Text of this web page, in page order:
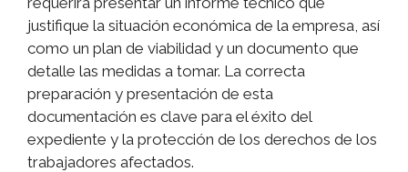
justifique la situación económica de la empresa, así
como un plan de viabilidad y un documento que
detalle las medidas a tomar. La correcta
preparación y presentación de esta
documentación es clave para el éxito del
expediente y la protección de los derechos de los
trabajadores afectados.